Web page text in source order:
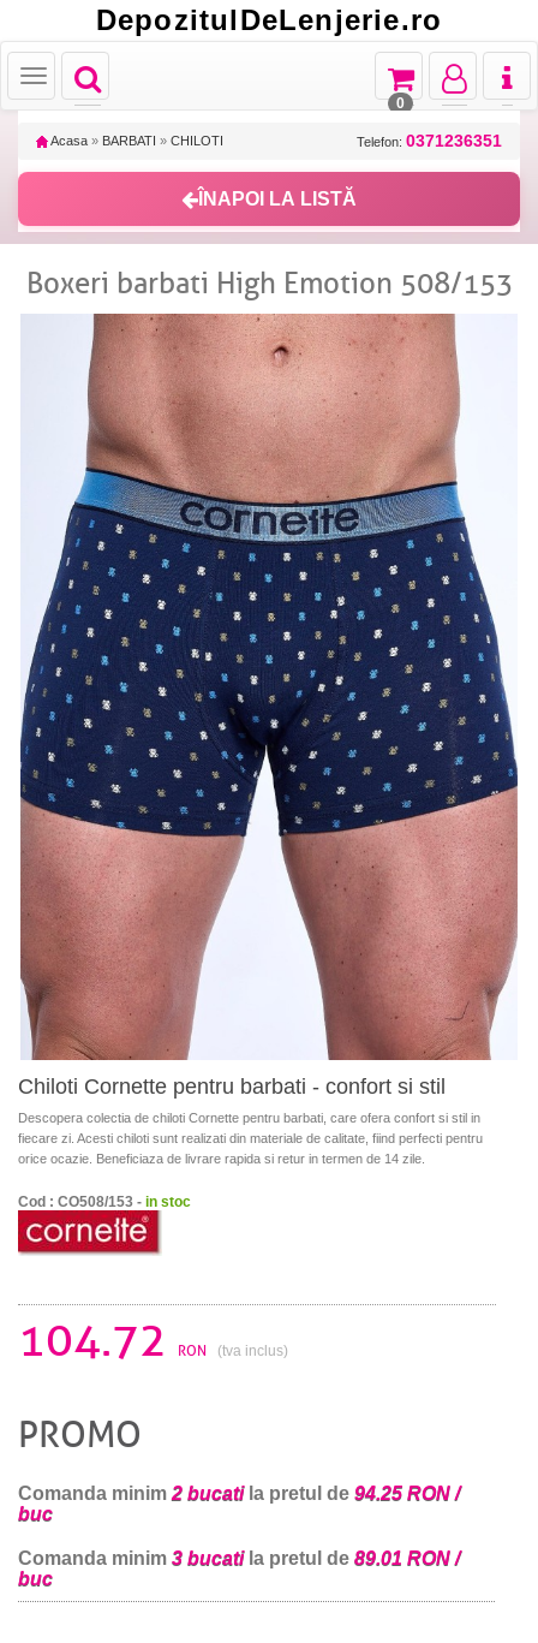
DepozitulDeLenjerie.ro
Toggle
navigation
Toggle
Toggle
navigation
Toggle
navigation
Toggle
navigation
0
Acasa » BARBATI » CHILOTI Telefon: 0371236351
ÎNAPOI LA LISTĂ
Boxeri barbati High Emotion 508/153
Chiloti Cornette pentru barbati - confort si stil
Descopera colectia de chiloti Cornette pentru barbati, care ofera confort si stil in
fiecare zi. Acesti chiloti sunt realizati din materiale de calitate, fiind perfecti pentru
orice ocazie. Beneficiaza de livrare rapida si retur in termen de 14 zile.
Cod : CO508/153 - in stoc
104.72 RON (tva inclus)
PROMO
Comanda minim 2 bucatila pretul de 94.25 RON /
buc
Comanda minim 3 bucatila pretul de 89.01 RON /
buc